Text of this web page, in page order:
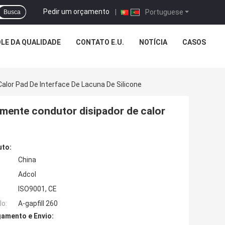
Portuguese
Pedir um orçamento |
Busca
DA QUALIDADE CONTATO E.U. NOTÍCIA CASOS
Pad De Interface De Lacuna De Silicone
condutor disipador de calor
China
Adcol
ISO9001, CE
A-gapfill 260
e Envio: